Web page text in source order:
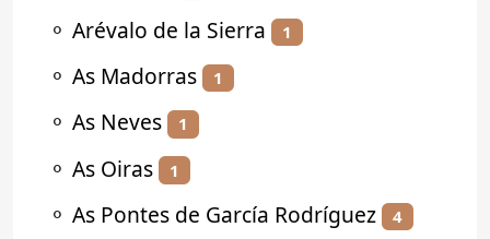
⚬ Arévalo de la Sierra 1
⚬ As Madorras 1
⚬ As Neves 1
⚬ As Oiras 1
⚬ As Pontes de García Rodríguez 4